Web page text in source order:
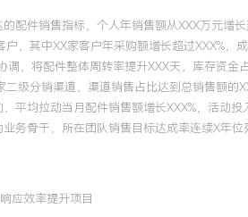
配件销售指标，个人年销售额从XXX万元增
户，其中XX家客户年采购额增长超过XXX%，
调，将配件整体周转率提升XXX天，库存资金
二级分销渠道，渠道销售占比达到总销售额的
平均拉动当月配件销售额增长XXX%，活动投
务骨干，所在团队销售目标达成率连续X年位
应效率提升项目